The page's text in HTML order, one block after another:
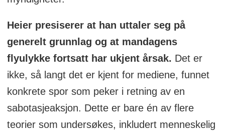
Heier presiserer at han uttaler seg på
generelt grunnlag og at mandagens
flyulykke fortsatt har ukjent årsak. Det er
ikke, så langt det er kjent for mediene, funnet
konkrete spor som peker i retning av en
sabotasjeaksjon. Dette er bare én av flere
teorier som undersøkes, inkludert menneskelig